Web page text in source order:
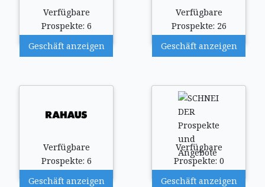
Verfügbare
Prospekte: 6
Geschäft anzeigen
Verfügbare
Prospekte: 26
Geschäft anzeigen
Verfügbare
Prospekte: 6
Geschäft anzeigen
Verfügbare
Prospekte: 0
Geschäft anzeigen